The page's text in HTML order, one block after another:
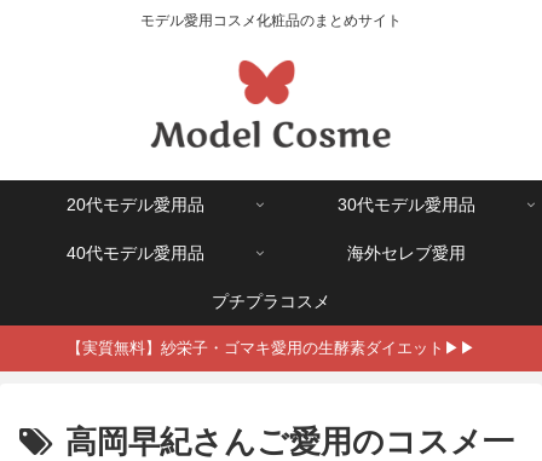
モデル愛用コスメ化粧品のまとめサイト
20代モデル愛用品 30代モデル愛用品
40代モデル愛用品 海外セレブ愛用
プチプラコスメ
【実質無料】紗栄子・ゴマキ愛用の生酵素ダイエット▶▶
高岡早紀さんご愛用のコスメ一